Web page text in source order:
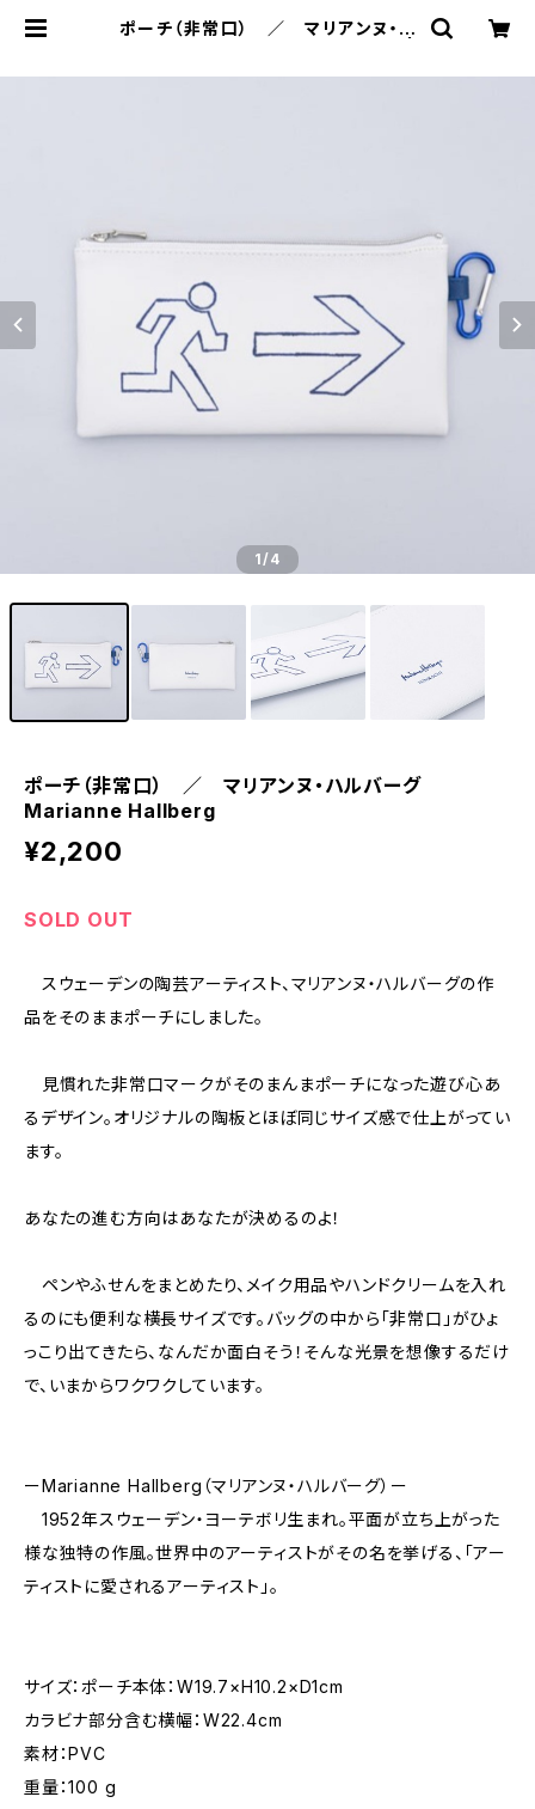
ポーチ（非常口） ／ マリアンヌ・ハ
1/4
ポーチ（非常口） ／ マリアンヌ・ハルバーグ
Marianne Hallberg
¥2,200
SOLD OUT
スウェーデンの陶芸アーティスト、マリアンヌ・ハルバーグの作
品をそのままポーチにしました。
見慣れた非常口マークがそのまんまポーチになった遊び心あ
るデザイン。オリジナルの陶板とほぼ同じサイズ感で仕上がってい
ます。
あなたの進む方向はあなたが決めるのよ！
ペンやふせんをまとめたり、メイク用品やハンドクリームを入れ
るのにも便利な横長サイズです。バッグの中から「非常口」がひょ
っこり出てきたら、なんだか面白そう！そんな光景を想像するだけ
で、いまからワクワクしています。
ーMarianne Hallberg（マリアンヌ・ハルバーグ）ー
1952年スウェーデン・ヨーテボリ生まれ。平面が立ち上がった
様な独特の作風。世界中のアーティストがその名を挙げる、「アー
ティストに愛されるアーティスト」。
サイズ：ポーチ本体：W19.7×H10.2×D1cm
カラビナ部分含む横幅：W22.4cm
素材：PVC
重量：100 g